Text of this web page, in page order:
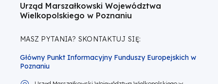
Urząd Marszałkowski Województwa
Wielkopolskiego w Poznaniu
MASZ PYTANIA? SKONTAKTUJ SIĘ:
Główny Punkt Informacyjny Funduszy Europejskich w
Poznaniu